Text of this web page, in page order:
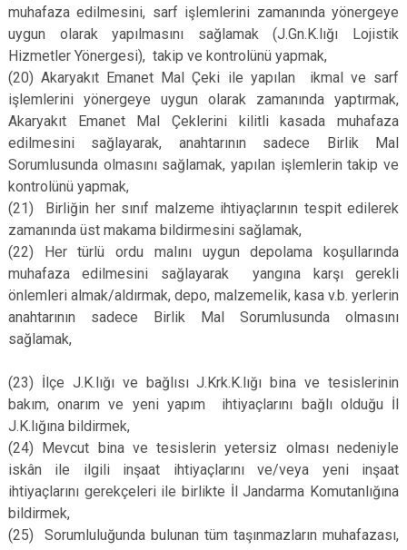
muhafaza edilmesini, sarf işlemlerini zamanında yönergeye
uygun olarak yapılmasını sağlamak (J.Gn.K.lığı Lojistik
Hizmetler Yönergesi), takip ve kontrolünü yapmak,
(20) Akaryakıt Emanet Mal Çeki ile yapılan ikmal ve sarf
işlemlerini yönergeye uygun olarak zamanında yaptırmak,
Akaryakıt Emanet Mal Çeklerini kilitli kasada muhafaza
edilmesini sağlayarak, anahtarının sadece Birlik Mal
Sorumlusunda olmasını sağlamak, yapılan işlemlerin takip ve
kontrolünü yapmak,
(21)
Birliğin her sınıf malzeme ihtiyaçlarının tespit edilerek
zamanında üst makama bildirmesini sağlamak,
(22)
Her türlü ordu malını uygun depolama koşullarında
muhafaza edilmesini sağlayarak yangına karşı gerekli
önlemleri almak/aldırmak, depo, malzemelik, kasa v.b. yerlerin
anahtarının sadece Birlik Mal Sorumlusunda olmasını
sağlamak,
(23) İlçe J.K.lığı ve bağlısı J.Krk.K.lığı bina ve tesislerinin
bakım, onarım ve yeni yapım ihtiyaçlarını bağlı olduğu İl
J.K.lığına bildirmek,
(24) Mevcut bina ve tesislerin yetersiz olması nedeniyle
iskân ile ilgili inşaat ihtiyaçlarını ve/veya yeni inşaat
ihtiyaçlarını gerekçeleri ile birlikte İl Jandarma Komutanlığına
bildirmek,
(25)
Sorumluluğunda bulunan tüm taşınmazların muhafazası,